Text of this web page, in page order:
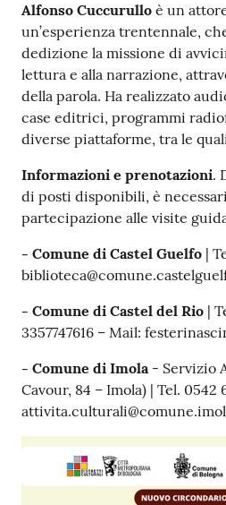
Alfonso Cuccurullo è un
un’esperienza trentennale,
dedizione la missione di
lettura e alla narrazione,
della parola. Ha realizzato
case editrici, programmi
diverse piattaforme, tra le
Informazioni e prenotazioni.
di posti disponibili, è
partecipazione alle visite
- Comune di Castel Guelfo |
- Comune di Castel del Rio |
3357747616 – Mail:
- Comune di Imola- Servizio
Cavour, 84 – Imola) | Tel. 0542